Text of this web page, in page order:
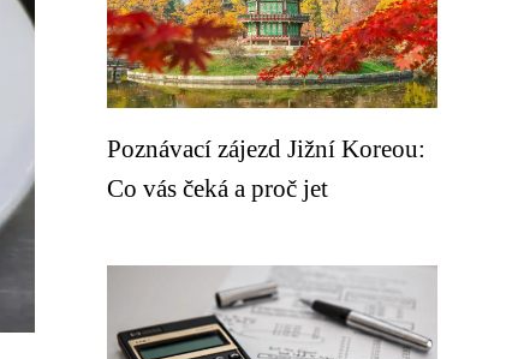
Poznávací zájezd Jižní Koreou:
Co vás čeká a proč jet